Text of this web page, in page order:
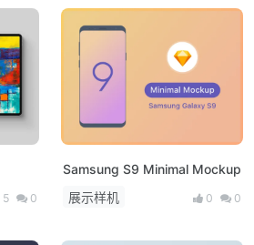
5 0
Samsung S9 Minimal Mockup
展示样机
0 0